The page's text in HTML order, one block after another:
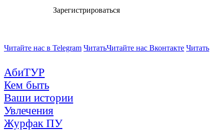
Зарегистрироваться
Читайте нас в Telegram ЧитатьЧитайте нас Вконтакте Читать
АбиТУР
Кем быть
Ваши истории
Увлечения
Журфак ПУ